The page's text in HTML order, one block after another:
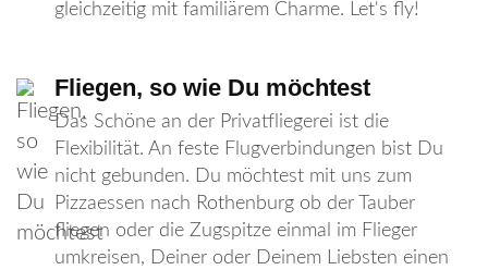
gleichzeitig mit familiärem Charme. Let's fly!
Fliegen, so wie Du möchtest
Das Schöne an der Privatfliegerei ist die
Flexibilität. An feste Flugverbindungen bist Du
nicht gebunden. Du möchtest mit uns zum
Pizzaessen nach Rothenburg ob der Tauber
fliegen oder die Zugspitze einmal im Flieger
umkreisen, Deiner oder Deinem Liebsten einen